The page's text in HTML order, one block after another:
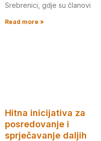
Srebrenici, gdje su članovi
Read more »
Hitna inicijativa za
posredovanje i
sprječavanje daljih